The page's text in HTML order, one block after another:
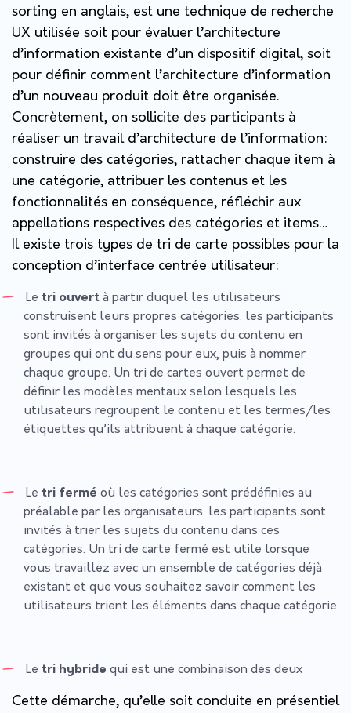
sorting en anglais, est une technique de recherche
UX utilisée soit pour évaluer l’architecture
d’information existante d’un dispositif digital, soit
pour définir comment l’architecture d’information
d’un nouveau produit doit être organisée.
Concrètement, on sollicite des participants à
réaliser un travail d’architecture de l’information:
construire des catégories, rattacher chaque item à
une catégorie, attribuer les contenus et les
fonctionnalités en conséquence, réfléchir aux
appellations respectives des catégories et items…
Il existe trois types de tri de carte possibles pour la
conception d’interface centrée utilisateur:
Le tri ouvert à partir duquel les utilisateurs
construisent leurs propres catégories. les participants
sont invités à organiser les sujets du contenu en
groupes qui ont du sens pour eux, puis à nommer
chaque groupe. Un tri de cartes ouvert permet de
définir les modèles mentaux selon lesquels les
utilisateurs regroupent le contenu et les termes/les
étiquettes qu’ils attribuent à chaque catégorie.
Le tri fermé où les catégories sont prédéfinies au
préalable par les organisateurs. les participants sont
invités à trier les sujets du contenu dans ces
catégories. Un tri de carte fermé est utile lorsque
vous travaillez avec un ensemble de catégories déjà
existant et que vous souhaitez savoir comment les
utilisateurs trient les éléments dans chaque catégorie.
Le tri hybride qui est une combinaison des deux
Cette démarche, qu’elle soit conduite en présentiel